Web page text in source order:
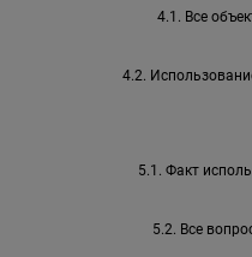
4.1. Все
4.2.
5.1. Факт
5.2. Все